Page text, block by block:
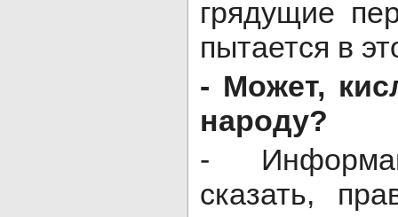
грядущие
пытается в
- Может,
народу?
-
сказать,